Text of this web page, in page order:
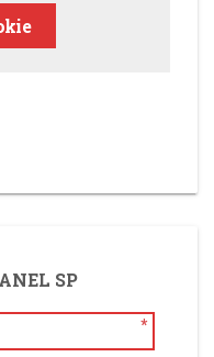
SP
*